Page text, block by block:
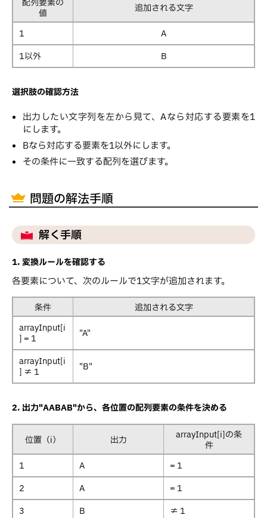
値
追加される文字
1
A
1以外
B
選択肢の確認方法
出力したい文字列を左から見て、Aなら対応する要素を1
にします。
Bなら対応する要素を1以外にします。
その条件に一致する配列を選びます。
問題の解法手順
解く手順
1. 変換ルールを確認する
各要素について、次のルールで1文字が追加されます。
条件
追加される文字
arrayInput[i
] = 1
"A"
arrayInput[i
] ≠ 1
"B"
2. 出力"AABAB"から、各位置の配列要素の条件を決める
位置（i） 出力
arrayInput[i]の条
件
1
A
= 1
2
A
= 1
3
B
≠ 1